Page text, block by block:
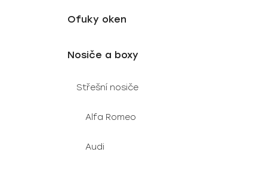
Ofuky oken
Nosiče a boxy
Střešní nosiče
Alfa Romeo
Audi